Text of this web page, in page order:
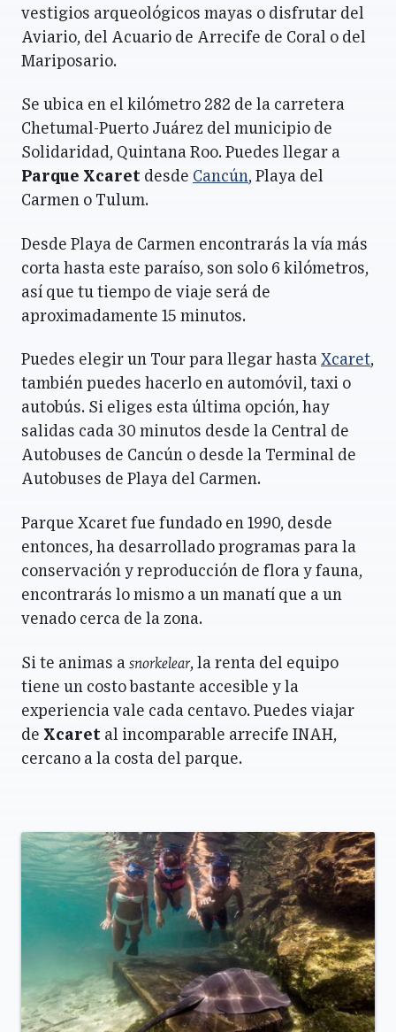
vestigios arqueológicos mayas o disfrutar del
Aviario, del Acuario de Arrecife de Coral o del
Mariposario.
Se ubica en el kilómetro 282 de la carretera
Chetumal-Puerto Juárez del municipio de
Solidaridad, Quintana Roo. Puedes llegar a
Parque Xcaret desde Cancún, Playa del
Carmen o Tulum.
Desde Playa de Carmen encontrarás la vía más
corta hasta este paraíso, son solo 6 kilómetros,
así que tu tiempo de viaje será de
aproximadamente 15 minutos.
Puedes elegir un Tour para llegar hasta Xcaret,
también puedes hacerlo en automóvil, taxi o
autobús. Si eliges esta última opción, hay
salidas cada 30 minutos desde la Central de
Autobuses de Cancún o desde la Terminal de
Autobuses de Playa del Carmen.
Parque Xcaret fue fundado en 1990, desde
entonces, ha desarrollado programas para la
conservación y reproducción de flora y fauna,
encontrarás lo mismo a un manatí que a un
venado cerca de la zona.
Si te animas a snorkelear, la renta del equipo
tiene un costo bastante accesible y la
experiencia vale cada centavo. Puedes viajar
de Xcaret al incomparable arrecife INAH,
cercano a la costa del parque.